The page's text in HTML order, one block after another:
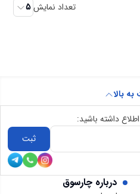
تعداد نمایش 5
درباره چارسوق
بالا
داشته باشید:
ثبت